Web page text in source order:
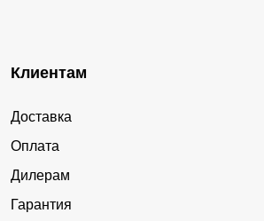
Клиентам
Доставка
Оплата
Дилерам
Гарантия